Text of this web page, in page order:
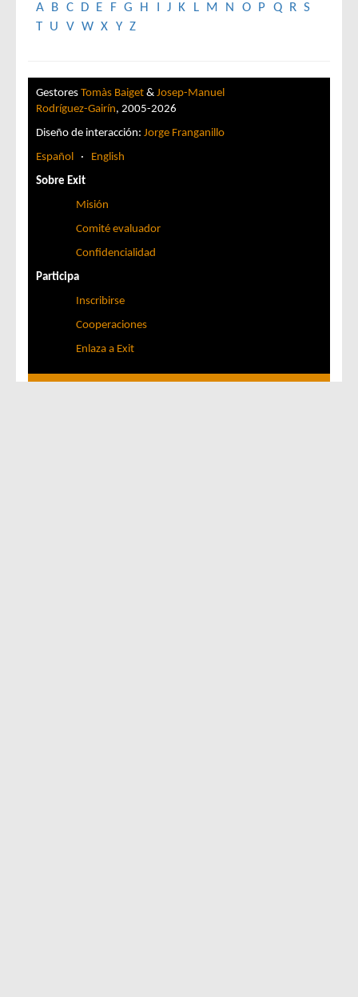
A B C D E F G H J K L M N O P Q R S
T U V W X Y Z
Gestores Tomàs Baiget & Josep-Manuel
Rodríguez-Gairín, 2005-2026
Diseño de interacción: Jorge Franganillo
Español · English
Sobre Exit
Misión
Comité evaluador
Confidencialidad
Participa
Inscribirse
Cooperaciones
Enlaza a Exit